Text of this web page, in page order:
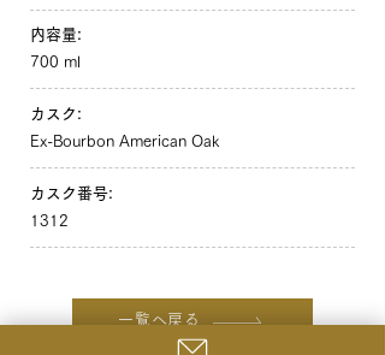
内容量:
700 ml
カスク:
Ex-Bourbon American Oak
カスク番号:
1312
一覧へ戻る